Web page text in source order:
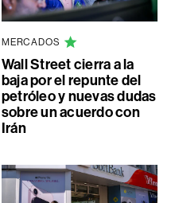
MERCADOS
Wall Street cierra a la
baja por el repunte del
petróleo y nuevas dudas
sobre un acuerdo con
Irán